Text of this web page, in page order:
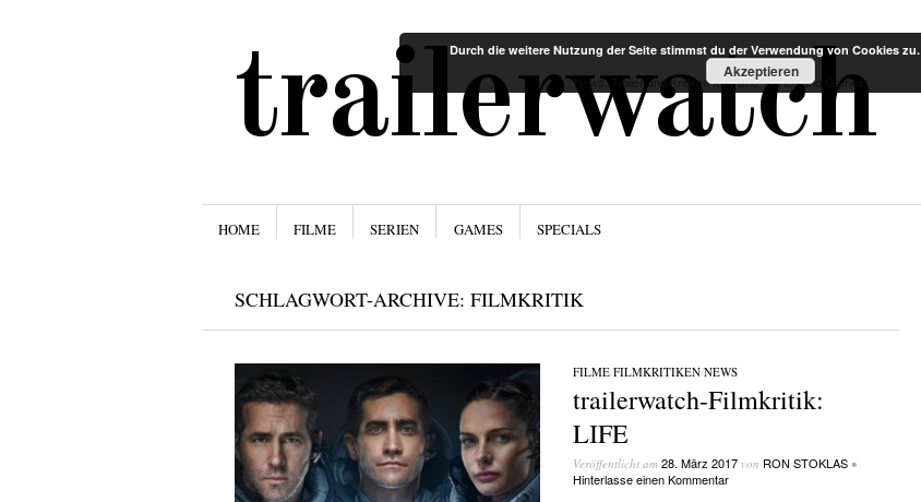
trailerwatch
News, Trailer und Kritiken für Filme, Serien und Games
ZUM INHALT SPRINGEN
HOME FILME SERIEN GAMES SPECIALS
SCHLAGWORT-ARCHIVE: FILMKRITIK
FILME/FILMKRITIKEN/NEWS
trailerwatch-Filmkritik:
LIFE
Veröffentlicht am 28. März 2017von RON STOKLAS •
Hinterlasse einen Kommentar
Durch die weitere Nutzung der Seite stimmst du der Verwendung von Cookies zu.
Akzeptieren